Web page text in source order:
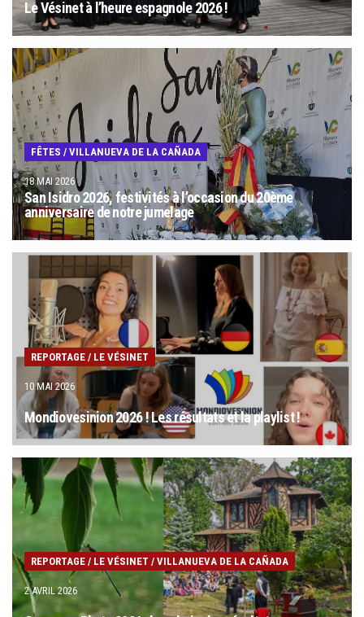
Le Vésinet à l’heure espagnole 2026 !
FÊTES / VILLANUEVA DE LA CAÑADA
18 MAI 2026
San Isidro 2026, festivités à l’occasion du 20ème
anniversaire de notre jumelage
REPORTAGE / LE VÉSINET
10 MAI 2026
Mondiovesinion 2026 ! Les résultats et la playlist !
REPORTAGE / LE VÉSINET / VILLANUEVA DE LA CAÑADA
2 AVRIL 2026